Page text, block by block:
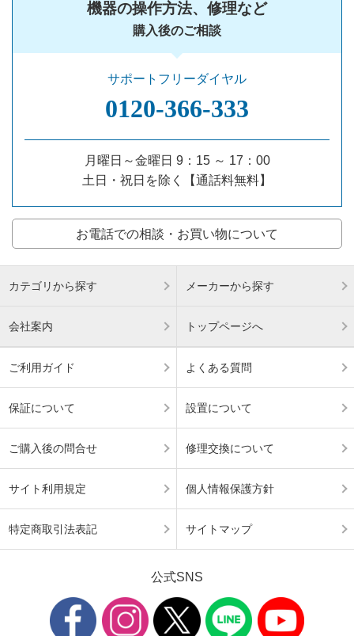
機器の操作方法、修理など
購入後のご相談
サポートフリーダイヤル
0120‐366‐333
月曜日～金曜日 9：15 ～ 17：00
土日・祝日を除く【通話料無料】
お電話での相談・お買い物について
カテゴリから探す メーカーから探す
会社案内 トップページへ
ご利用ガイド よくある質問
保証について 設置について
ご購入後の問合せ 修理交換について
サイト利用規定 個人情報保護方針
特定商取引法表記 サイトマップ
公式SNS